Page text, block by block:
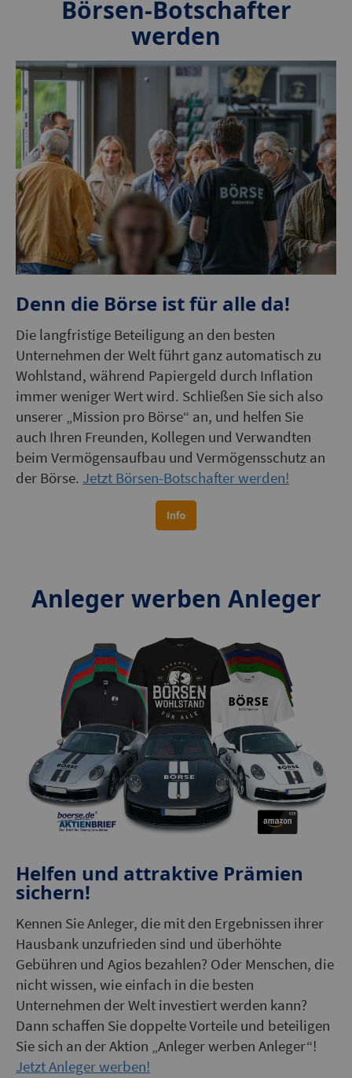
Börsen-Botschafter
werden
Denn die Börse ist für alle da!
Die langfristige Beteiligung an den besten
Unternehmen der Welt führt ganz automatisch zu
Wohlstand, während Papiergeld durch Inflation
immer weniger Wert wird. Schließen Sie sich also
unserer „Mission pro Börse“ an, und helfen Sie
auch Ihren Freunden, Kollegen und Verwandten
beim Vermögensaufbau und Vermögensschutz an
der Börse. Jetzt Börsen-Botschafter werden!
Anleger werben Anleger
Helfen und attraktive Prämien
sichern!
Kennen Sie Anleger, die mit den Ergebnissen ihrer
Hausbank unzufrieden sind und überhöhte
Gebühren und Agios bezahlen? Oder Menschen, die
nicht wissen, wie einfach in die besten
Unternehmen der Welt investiert werden kann?
Dann schaffen Sie doppelte Vorteile und beteiligen
Sie sich an der Aktion „Anleger werben Anleger“!
Jetzt Anleger werben!